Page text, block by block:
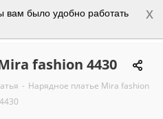
вам было удобно работать
x
0
fashion 4430
- Нарядное платье Mira fashion
4430